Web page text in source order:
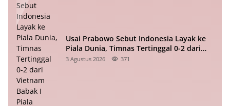
Usai Prabowo Sebut Indonesia Layak ke
Piala Dunia, Timnas Tertinggal 0-2 dari
Vietnam Babak I Piala ASEAN
3 Agustus 2026 371